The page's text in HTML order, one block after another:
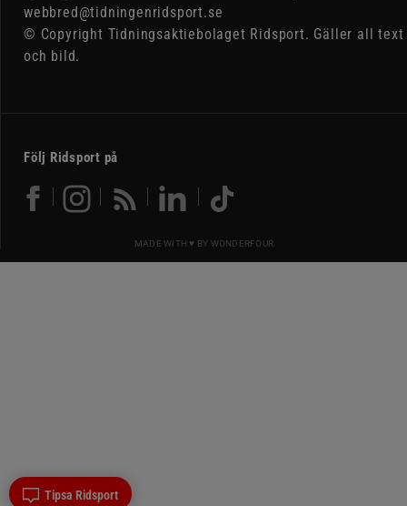
Tipsa Ridsport
webbred@tidningenridsport.se
© Copyright Tidningsaktiebolaget Ridsport. Gäller all text
och bild.
Följ Ridsport på
MADE WITH ♥ BY WONDERFOUR